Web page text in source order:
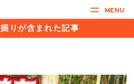
MENU
りが含まれた記事